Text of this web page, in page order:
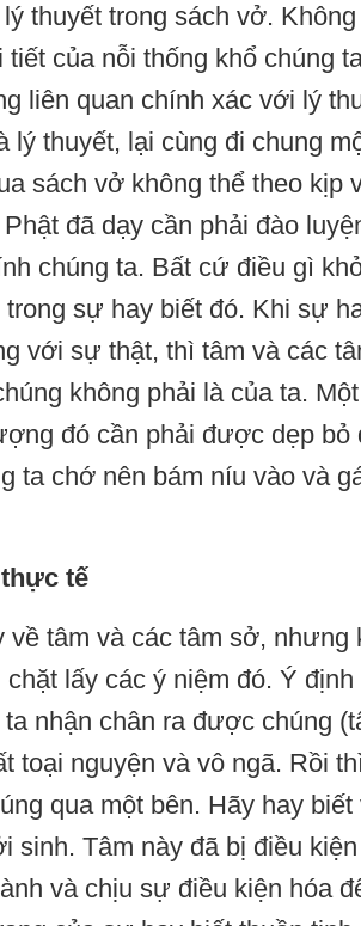
thuyết trong sách vở.
tiết của nỗi thống khổ chúng
liên quan chính xác với lý
lý thuyết, lại cùng đi chung
sách vở không thể theo kịp
đã dạy cần phải đào
chúng ta. Bất cứ điều gì
sự hay biết đó. Khi sự
với sự thật, thì tâm và các
không phải là của ta.
đó cần phải được dẹp
ta chớ nên bám níu vào và
tế
tâm và các tâm sở, nhưng
chặt lấy các ý niệm đó. Ý
nhận chân ra được chúng
toại nguyện và vô ngã. Rồi
qua một bên. Hãy hay
sinh. Tâm này đã bị điều
và chịu sự điều kiện hóa